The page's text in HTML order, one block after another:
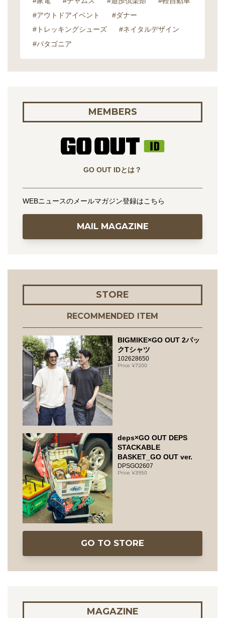
#アウトドアイベント
#ダナー
#トレッキングシューズ
#ネイタルデザイン
#パタゴニア
MEMBERS
GO OUT IDとは？
WEBニュースのメールマガジン登録はこちら
MAIL MAGAZINE
STORE
RECOMMENDED ITEM
BIGMIKE×GO OUT 2パッ
クTシャツ
102628650
7200
deps×GO OUT DEPS
STACKABLE
BASKET_GO OUT ver.
DPSGO2607
3950
GO TO STORE
MAGAZINE